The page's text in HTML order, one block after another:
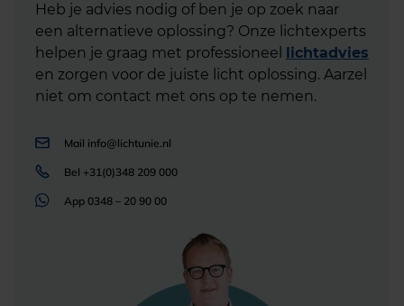
Heb je advies nodig of ben je op zoek naar
een alternatieve oplossing? Onze lichtexperts
helpen je graag met professioneel lichtadvies
en zorgen voor de juiste licht oplossing. Aarzel
niet om contact met ons op te nemen.
Mail info@lichtunie.nl
Bel +31(0)348 209 000
App 0348 – 20 90 00